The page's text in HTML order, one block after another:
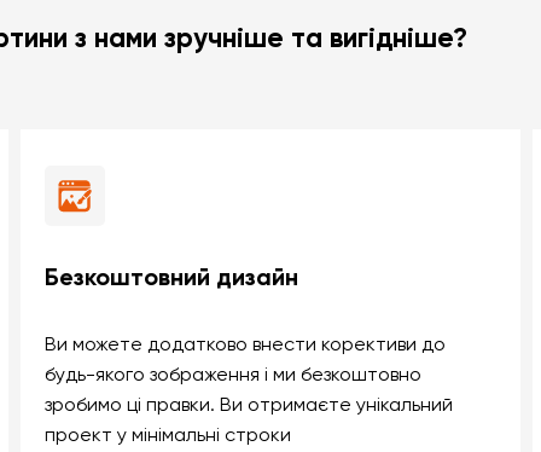
з нами зручніше та вигідніше?
Безкоштовний дизайн
Ви можете додатково внести корективи до
будь-якого зображення і ми безкоштовно
зробимо ці правки. Ви отримаєте унікальний
проект у мінімальні строки